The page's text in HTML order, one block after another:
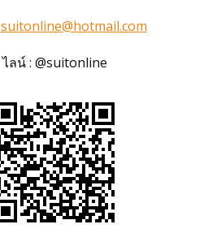
suitonline@hotmail.com
ไลน์ : @suitonline